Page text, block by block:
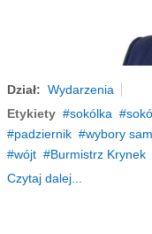
Dział: Wydarzenia
Etykiety
sokólka
padziernik
wybory
wójt
Burmistrz Krynek
Czytaj dalej...